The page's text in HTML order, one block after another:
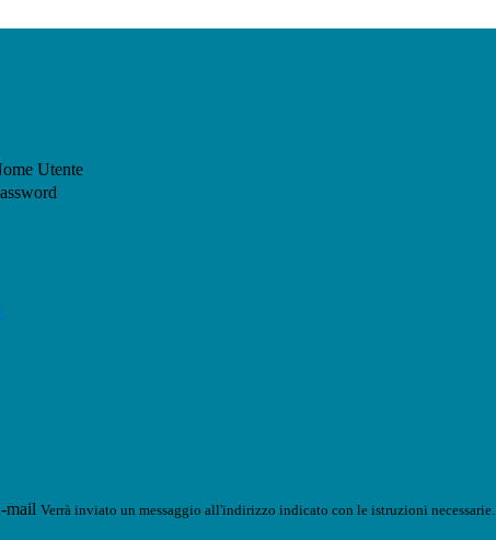
Utente
mail Verrà inviato un messaggio all'indirizzo indicato con le istruzioni necessarie.